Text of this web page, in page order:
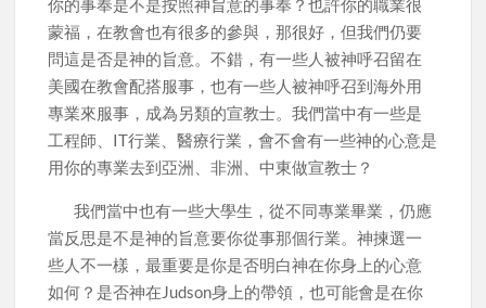
你的事奉是不是按照神旨意的事奉？也許你的職業很
蒙福，在教會也有很多的參與，那很好，但我們仍要
問這是否是神的旨意。不錯，有一些人被神呼召留在
美國在教會配搭服事，也有一些人被神呼召到海外用
專業來服事，成為另類的宣教士。我們當中有一些是
工程師、IT行業、醫療行業，會不會有一些神的心意是
用你的專業去到亞洲、非洲、中東做宣教士？
我們當中也有一些大學生，從不同專業畢業，仍應
當反思是不是神的旨意要你從事那個行業。神揀選一
些人不一樣，最重要是你是否明白神在你身上的心意
如何？是否神在Judson身上的帶領，也可能會是在你